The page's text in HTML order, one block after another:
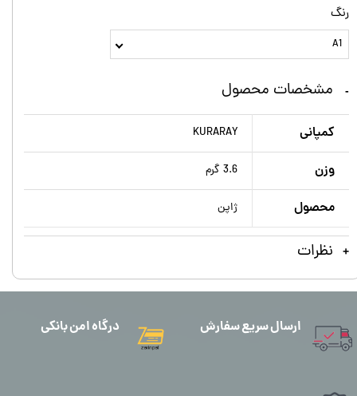
رنگ
A1
مشخصات محصول
کمپانی KURARAY
وزن 3.6 گرم
محصول ژاپن
نظرات
ارسال سریع سفارش درگاه امن بانکی